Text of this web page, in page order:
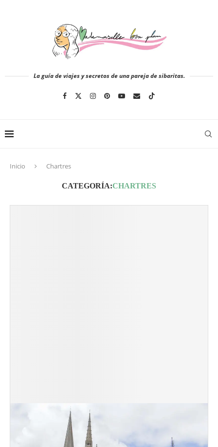
La guía de viajes y secretos de una pareja de sibaritas.
Inicio Chartres
CATEGORÍA:CHARTRES